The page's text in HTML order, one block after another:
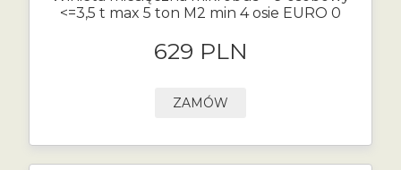
<=3,5 t max 5 ton M2 min 4 osie EURO 0
629 PLN
ZAMÓW